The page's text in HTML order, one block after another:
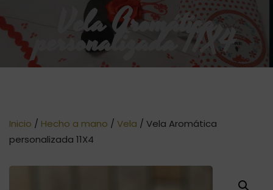
Vela Aromática
personalizada 11X4
Inicio / Hecho a mano / Vela / Vela Aromática
personalizada 11X4